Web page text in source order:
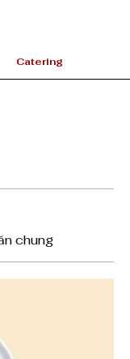
Catering
chung